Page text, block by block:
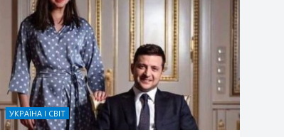
УКРАЇНА І СВІТ